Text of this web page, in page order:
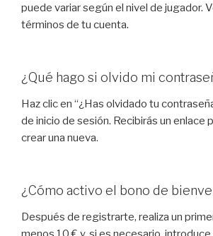
puede variar según el nivel de jugador.
términos de tu cuenta.
¿Qué hago si olvido mi
Haz clic en “¿Has olvidado tu
de inicio de sesión. Recibirás un enlace
crear una nueva.
¿Cómo activo el bono de
Después de registrarte, realiza un